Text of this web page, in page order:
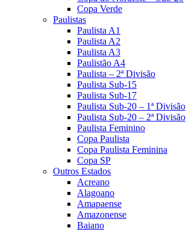
Copa Verde
Paulistas
Paulista A1
Paulista A2
Paulista A3
Paulistão A4
Paulista – 2ª Divisão
Paulista Sub-15
Paulista Sub-17
Paulista Sub-20 – 1ª Divisão
Paulista Sub-20 – 2ª Divisão
Paulista Feminino
Copa Paulista
Copa Paulista Feminina
Copa SP
Outros Estados
Acreano
Alagoano
Amapaense
Amazonense
Baiano